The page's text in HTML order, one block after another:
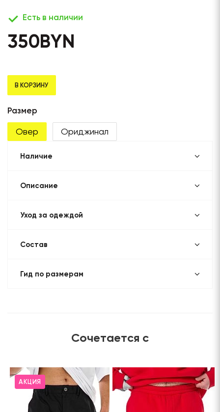
Есть в наличии
350BYN
В КОРЗИНУ
Размер
Овер Ориджинал
Наличие
Описание
Уход за одеждой
Состав
Гид по размерам
Сочетается с
АКЦИЯ